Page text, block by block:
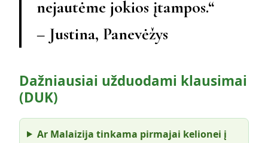
nejautėme jokios įtampos.“
– Justina, Panevėžys
Dažniausiai užduodami klausimai
(DUK)
Ar Malaizija tinkama pirmajai kelionei į